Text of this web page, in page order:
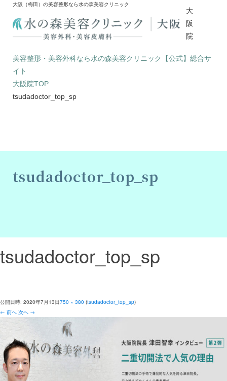
大阪（梅田）の美容整形なら水の森美容クリニック
大
阪
院
美容整形・美容外科なら水の森美容クリニック【公式】総合サ
イト
大阪院TOP
tsudadoctor_top_sp
tsudadoctor_top_sp
tsudadoctor_top_sp
公開日時: 2020年7月13日750 × 380 (tsudadoctor_top_sp)
← 前へ 次へ →